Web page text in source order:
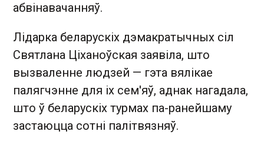
абвінавачанняў.
Лідарка беларускіх дэмакратычных сіл
Святлана Ціханоўская заявіла, што
вызваленне людзей — гэта вялікае
палягчэнне для іх сем'яў, аднак нагадала,
што ў беларускіх турмах па-ранейшаму
застаюцца сотні палітвязняў.